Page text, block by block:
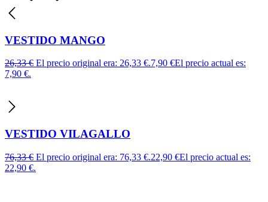
VESTIDO MANGO
26,33€ El precio original era: 26,33 €.7,90 €El precio actual es:
7,90 €.
VESTIDO VILAGALLO
76,33€ El precio original era: 76,33 €.22,90 €El precio actual es:
22,90 €.